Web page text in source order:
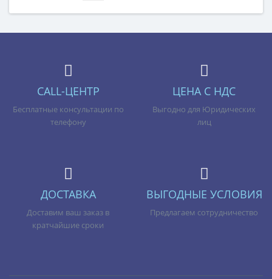
CALL-ЦЕНТР
Бесплатные консультации по
телефону
ЦЕНА С НДС
Выгодно для Юридических
лиц
ДОСТАВКА
Доставим ваш заказ в
кратчайшие сроки
ВЫГОДНЫЕ УСЛОВИЯ
Предлагаем сотрудничество